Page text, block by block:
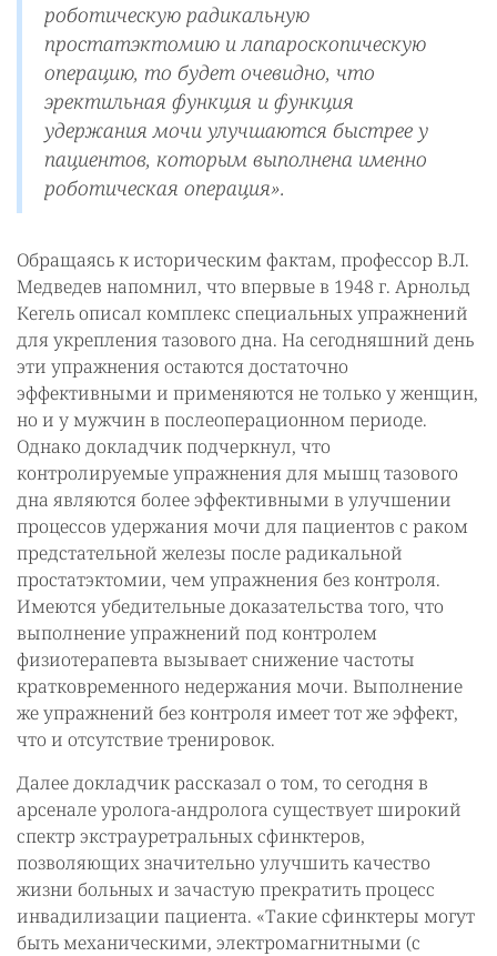
роботическую радикальную
простатэктомию и лапароскопическую
операцию, то будет очевидно, что
эректильная функция и функция
удержания мочи улучшаются быстрее у
пациентов, которым выполнена именно
роботическая операция».
Обращаясь к историческим фактам, профессор В.Л.
Медведев напомнил, что впервые в 1948 г. Арнольд
Кегель описал комплекс специальных упражнений
для укрепления тазового дна. На сегодняшний день
эти упражнения остаются достаточно
эффективными и применяются не только у женщин,
но и у мужчин в послеоперационном периоде.
Однако докладчик подчеркнул, что
контролируемые упражнения для мышц тазового
дна являются более эффективными в улучшении
процессов удержания мочи для пациентов с раком
предстательной железы после радикальной
простатэктомии, чем упражнения без контроля.
Имеются убедительные доказательства того, что
выполнение упражнений под контролем
физиотерапевта вызывает снижение частоты
кратковременного недержания мочи. Выполнение
же упражнений без контроля имеет тот же эффект,
что и отсутствие тренировок.
Далее докладчик рассказал о том, то сегодня в
арсенале уролога-андролога существует широкий
спектр экстрауретральных сфинктеров,
позволяющих значительно улучшить качество
жизни больных и зачастую прекратить процесс
инвадилизации пациента. «Такие сфинктеры могут
быть механическими, электромагнитными (с